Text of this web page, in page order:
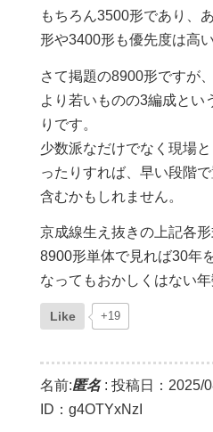
もちろん3500形であり、
形や3400形も優先度は高
さて掲題の8900形ですが
より若いものの3編成とい
りです。
少数派なだけでなく現場
ったりすれば、早い段階
含むかもしれません。
京成線生え抜きの上記各形
8900形単体で見れば30年
なってもおかしくはない年
Like +19
名前:匿名: 投稿日：2025/
ID：g4OTYxNzI